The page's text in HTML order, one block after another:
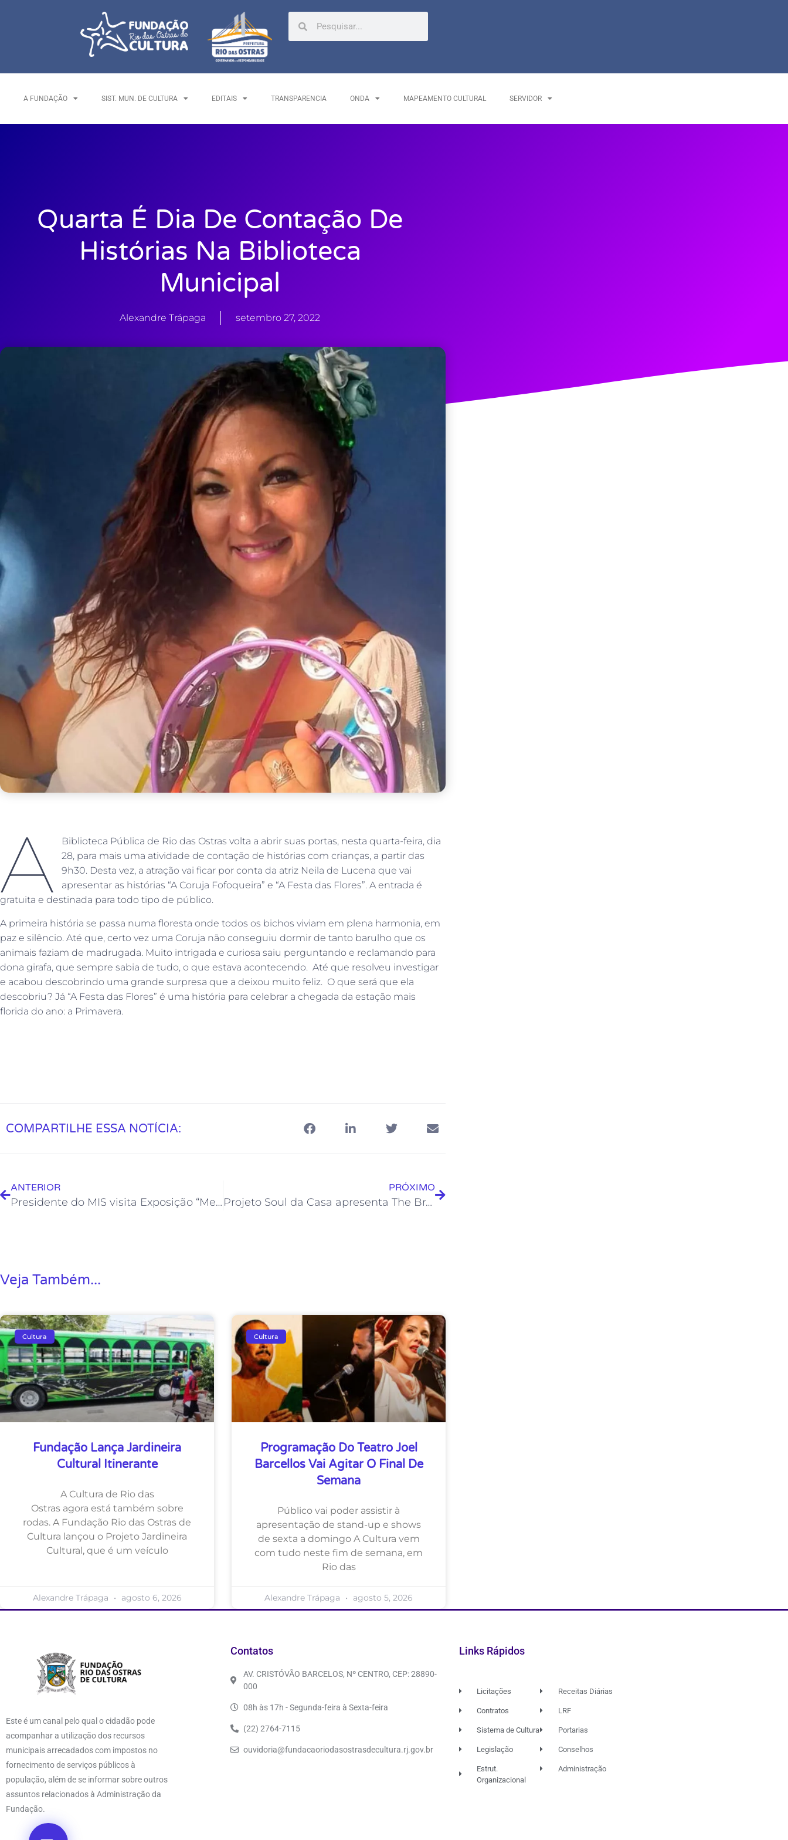
A FUNDAÇÃO SIST. MUN. DE CULTURA EDITAIS TRANSPARENCIA ONDA MAPEAMENTO CULTURAL SERVIDOR
Quarta É Dia De Contação De
Histórias Na Biblioteca
Municipal
Alexandre Trápaga setembro 27, 2022
A
Biblioteca Pública de Rio das Ostras volta a abrir suas portas, nesta quarta-feira, dia
28, para mais uma atividade de contação de histórias com crianças, a partir das
9h30. Desta vez, a atração vai ficar por conta da atriz Neila de Lucena que vai
apresentar as histórias “A Coruja Fofoqueira” e “A Festa das Flores”. A entrada é
gratuita e destinada para todo tipo de público.
A primeira história se passa numa floresta onde todos os bichos viviam em plena harmonia, em
paz e silêncio. Até que, certo vez uma Coruja não conseguiu dormir de tanto barulho que os
animais faziam de madrugada. Muito intrigada e curiosa saiu perguntando e reclamando para
dona girafa, que sempre sabia de tudo, o que estava acontecendo. Até que resolveu investigar
e acabou descobrindo uma grande surpresa que a deixou muito feliz. O que será que ela
descobriu? Já “A Festa das Flores” é uma história para celebrar a chegada da estação mais
florida do ano: a Primavera.
COMPARTILHE ESSA NOTÍCIA:
ANTERIOR
Presidente do MIS visita Exposição “Mergulho em Caymmi” na Casa de Cultura
PRÓXIMO
Projeto Soul da Casa apresenta The Brazillian Blues
Veja Também...
Cultura
Fundação Lança Jardineira
Cultural Itinerante
A Cultura de Rio das
Ostras agora está também sobre
rodas. A Fundação Rio das Ostras de
Cultura lançou o Projeto Jardineira
Cultural, que é um veículo
Alexandre Trápaga agosto 6, 2026
Cultura
Programação Do Teatro Joel
Barcellos Vai Agitar O Final De
Semana
Público vai poder assistir à
apresentação de stand-up e shows
de sexta a domingo A Cultura vem
com tudo neste fim de semana, em
Rio das
Alexandre Trápaga agosto 5, 2026
Este é um canal pelo qual o cidadão pode
acompanhar a utilização dos recursos
municipais arrecadados com impostos no
fornecimento de serviços públicos à
população, além de se informar sobre outros
assuntos relacionados à Administração da
Fundação.
Contatos
AV. CRISTÓVÃO BARCELOS, Nº CENTRO, CEP: 28890-
000
08h às 17h - Segunda-feira à Sexta-feira
(22) 2764-7115
ouvidoria@fundacaoriodasostrasdecultura.rj.gov.br
Links Rápidos
Licitações
Contratos
Sistema de Cultura
Legislação
Estrut.
Organizacional
Receitas Diárias
LRF
Portarias
Conselhos
Administração